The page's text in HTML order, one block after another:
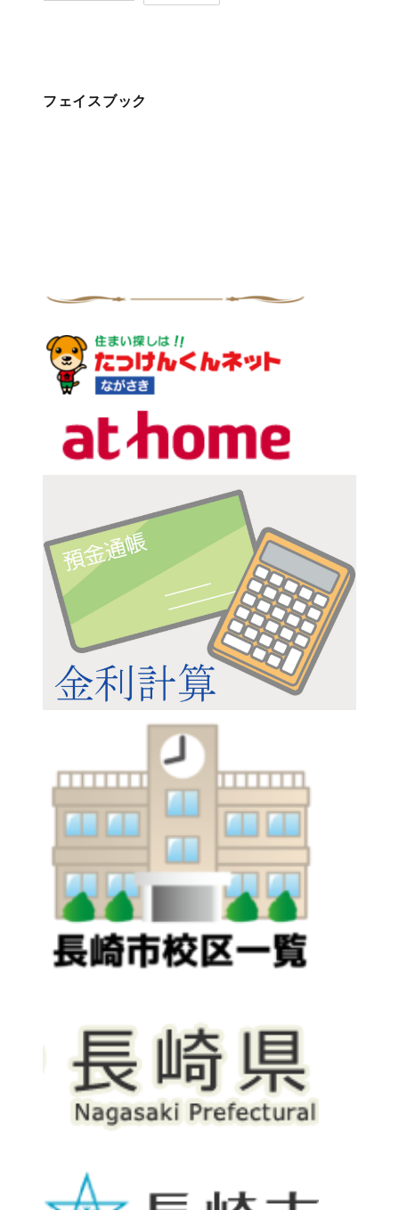
フェイスブック